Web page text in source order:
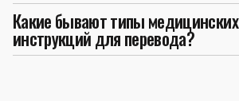
Какие бывают типы медицинских
инструкций для перевода?